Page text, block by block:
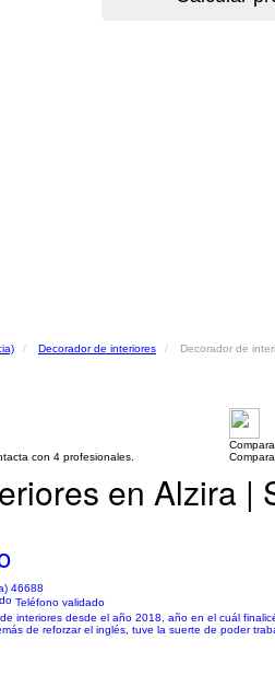
Decorador de interiores Decorador de
con 4 profesionales.
en Alzira |
46688
Teléfono validado
interiores desde el año 2018, año en el cuál
de reforzar el inglés, tuve la suerte de poder